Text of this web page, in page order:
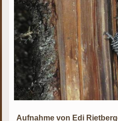
Aufnahme von Edi